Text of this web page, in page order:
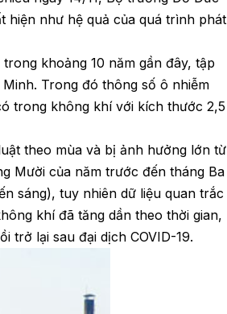
hiện như hệ quả của quá trình phát
khoảng 10 năm gần đây, tập
Trong đó thông số ô nhiễm
trong không khí với kích thước 2,5
theo mùa và bị ảnh hưởng lớn từ
Mười của năm trước đến tháng Ba
sáng), tuy nhiên dữ liệu quan trắc
khí đã tăng dần theo thời gian,
trở lại sau đại dịch COVID-19.